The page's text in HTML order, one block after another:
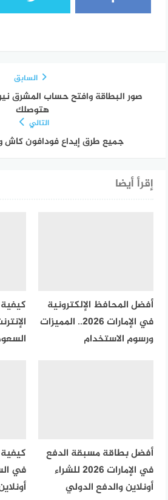
السابق
صور البطاقة وافتح حساب المشرق نيو
هتوصلك
التالي
جميع طرق إيداع فودافون كاش
إقرأ أيضا
أفضل المحافظ الإلكترونية
في الإمارات 2026.. المميزات
ورسوم الاستخدام
أفضل بطاقة مسبقة الدفع
في الإمارات 2026 للشراء
أونلاين والدفع الدولي